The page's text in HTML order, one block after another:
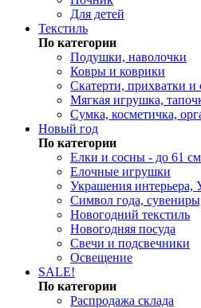
Для детей
Текстиль
По категории
Подушки, наволочки
Ковры и коврики
Скатерти, прихватки и
Мягкая игрушка,
Сумка, косметичка,
Новый год
По категории
Елки и сосны - до 61
Елочные игрушки
Украшения интерьера,
Символ года,
Новогодний текстиль
Новогодняя посуда
Свечи и подсвечники
Освещение
SALE!
По категории
Распродажа склада